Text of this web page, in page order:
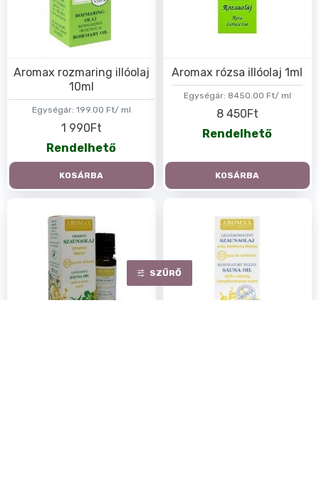
Egységár: 199.00 Ft/ ml
Aromax rozmaring illóolaj
10ml
1 990Ft
Rendelhető
KOSÁRBA
Egységár: 8450.00 Ft/ ml
Aromax rózsa illóolaj 1ml
8 450Ft
Rendelhető
KOSÁRBA
SZŰRŐ